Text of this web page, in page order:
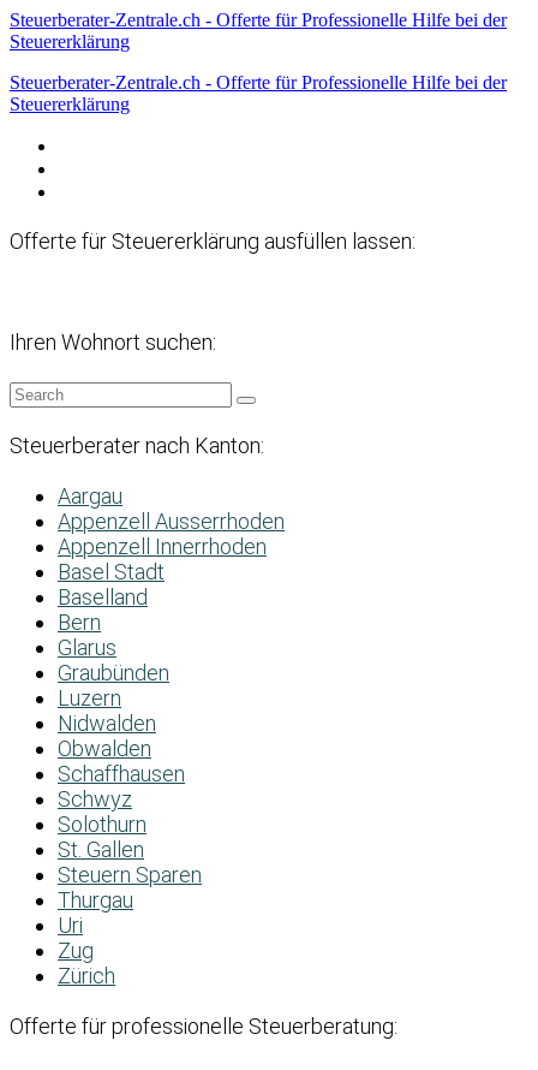
Steuerberater-Zentrale.ch - Offerte für Professionelle Hilfe bei der
Steuererklärung
Steuerberater-Zentrale.ch - Offerte für Professionelle Hilfe bei der
Steuererklärung
Offerte für Steuererklärung ausfüllen lassen:
Ihren Wohnort suchen:
Steuerberater nach Kanton:
Aargau
Appenzell Ausserrhoden
Appenzell Innerrhoden
Basel Stadt
Baselland
Bern
Glarus
Graubünden
Luzern
Nidwalden
Obwalden
Schaffhausen
Schwyz
Solothurn
St. Gallen
Steuern Sparen
Thurgau
Uri
Zug
Zürich
Offerte für professionelle Steuerberatung: